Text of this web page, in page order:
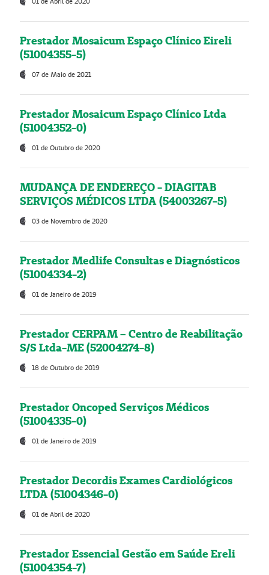
Prestador Mosaicum Espaço Clínico Eireli
(51004355-5)
07 de Maio de 2021
Prestador Mosaicum Espaço Clínico Ltda
(51004352-0)
01 de Outubro de 2020
MUDANÇA DE ENDEREÇO - DIAGITAB
SERVIÇOS MÉDICOS LTDA (54003267-5)
03 de Novembro de 2020
Prestador Medlife Consultas e Diagnósticos
(51004334-2)
01 de Janeiro de 2019
Prestador CERPAM – Centro de Reabilitação
S/S Ltda-ME (52004274-8)
18 de Outubro de 2019
Prestador Oncoped Serviços Médicos
(51004335-0)
01 de Janeiro de 2019
Prestador Decordis Exames Cardiológicos
LTDA (51004346-0)
01 de Abril de 2020
Prestador Essencial Gestão em Saúde Ereli
(51004354-7)